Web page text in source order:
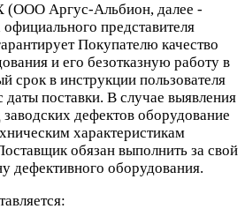
(ООО Аргус-Альбион, далее -
представителя
Покупателю качество
и его безотказную работу в
срок в инструкции пользователя
даты поставки. В случае выявления
дефектов оборудование
характеристикам
обязан выполнить за свой
дефективного оборудования.